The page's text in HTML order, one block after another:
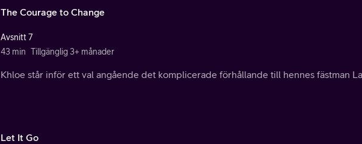
The Courage to Change
Avsnitt 7
43 min Tillgänglig 3+ månader
Khloe står inför ett val angående det komplicerade förhållande till hennes fästman
Let It Go